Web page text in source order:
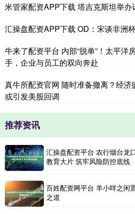
米管家配资APP下载 塔吉克斯坦举办
汇操盘配资APP下载 OD：宋谈非洲
牛来了配资平台 内部“脱单”！太平洋
手，企业与员工的双向奔赴
真牛所配资官网 随时准备撤离？经济
或引发美股回调
推荐资讯
汇操盘配资平台 农行烟台龙
教育大片 筑牢风险防控底线
百姓配资网平台 羊小咩之闲
之道